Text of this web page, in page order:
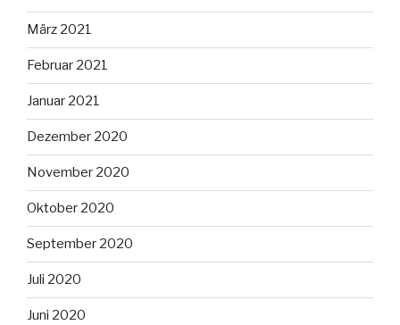
März 2021
Februar 2021
Januar 2021
Dezember 2020
November 2020
Oktober 2020
September 2020
Juli 2020
Juni 2020